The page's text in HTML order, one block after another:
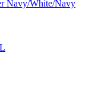
Navy/White/Navy